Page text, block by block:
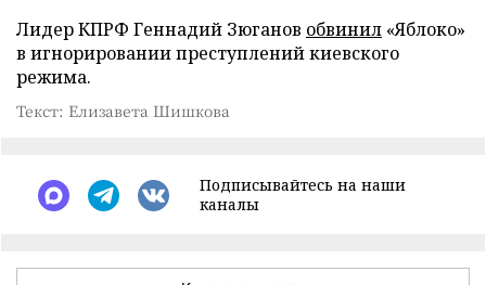
Лидер КПРФ Геннадий Зюганов обвинил «Яблоко»
в игнорировании преступлений киевского
режима.
Текст: Елизавета Шишкова
Подписывайтесь на наши
каналы